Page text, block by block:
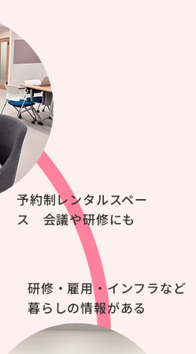
研修・雇用・インフラなど
暮らしの情報がある
予約制レンタルスペー
ス 会議や研修にも